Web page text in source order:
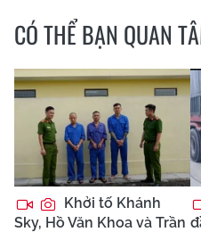
CÓ THỂ BẠN QUAN
Khởi tố Khánh
Sky, Hồ Văn Khoa và Trần